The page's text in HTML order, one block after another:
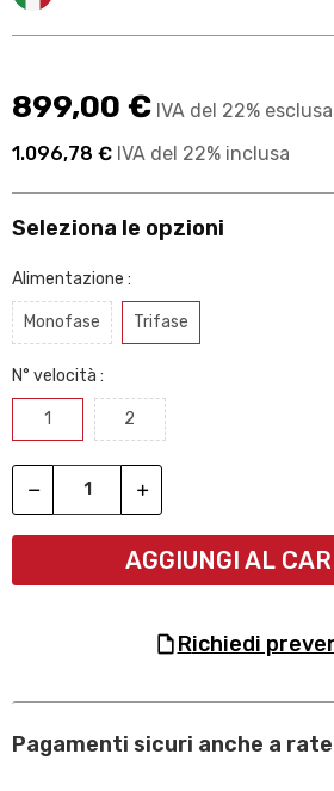
899,00 € IVA del 22% esclusa
1.096,78 € IVA del 22% inclusa
Seleziona le opzioni
Alimentazione :
Monofase Trifase
N° velocità :
1 2
AGGIUNGI AL
richiedi
Pagamenti sicuri anche a